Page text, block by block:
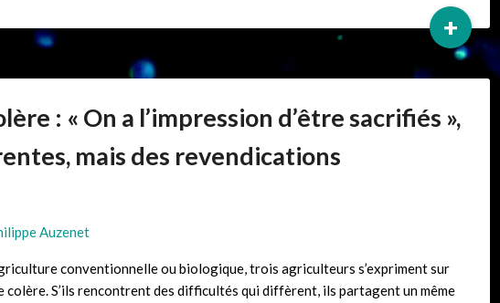
+
: « On a l’impression d’être sacrifiés »,
mais des revendications
Auzenet
conventionnelle ou biologique, trois agriculteurs s’expriment sur
colère. S’ils rencontrent des difficultés qui diffèrent, ils partagent un même